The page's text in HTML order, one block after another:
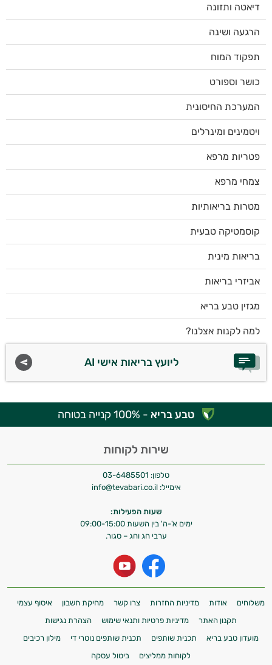
דיאטה ותזונה
הרגעה ושינה
תפקוד המוח
כושר וספורט
המערכת החיסונית
ויטמינים ומינרלים
פטריות מרפא
צמחי מרפא
מטרות בריאותיות
קוסמטיקה טבעית
בריאות מינית
אביזרי בריאות
מגזין טבע בריא
למה לקנות אצלנו?
ליועץ בריאות אישי AI
טבע בריא - 100% קנייה בטוחה
שירות לקוחות
טלפון: 03-6485501
אימייל: info@tevabari.co.il
שעות הפעילות:
ימים א'-ה' בין השעות 09:00-15:00
ערבי חג וחג – סגור.
משלוחים אודות מדיניות החזרות צרו קשר מחיקת חשבון
איסוף עצמי
תקנון האתר
מדיניות פרטיות ותנאי שימוש
הצהרת נגישות
מועדון טבע בריא
תכנית שותפים תכנית שותפים נוטרי די
מילון רכיבים
לקוחות ממליצים
ביטול עסקה